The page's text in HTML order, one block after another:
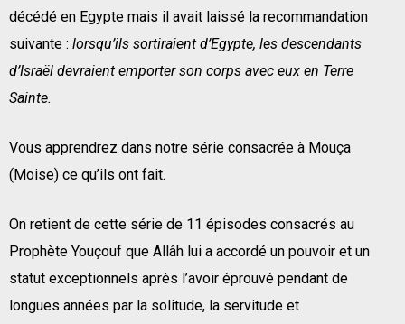
décédé en Egypte mais il avait laissé la recommandation
suivante : lorsqu’ils sortiraient d’Egypte, les descendants
d’Israël devraient emporter son corps avec eux en Terre
Sainte.
Vous apprendrez dans notre série consacrée à Mouça
(Moise) ce qu’ils ont fait.
On retient de cette série de 11 épisodes consacrés au
Prophète Youçouf que Allâh lui a accordé un pouvoir et un
statut exceptionnels après l’avoir éprouvé pendant de
longues années par la solitude, la servitude et